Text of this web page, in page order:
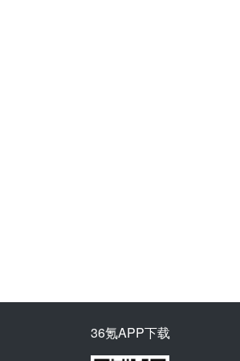
36氪APP下载